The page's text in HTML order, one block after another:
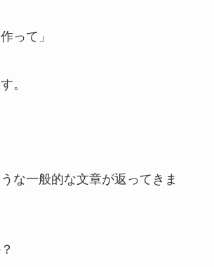
って」
。
な一般的な文章が返ってきま